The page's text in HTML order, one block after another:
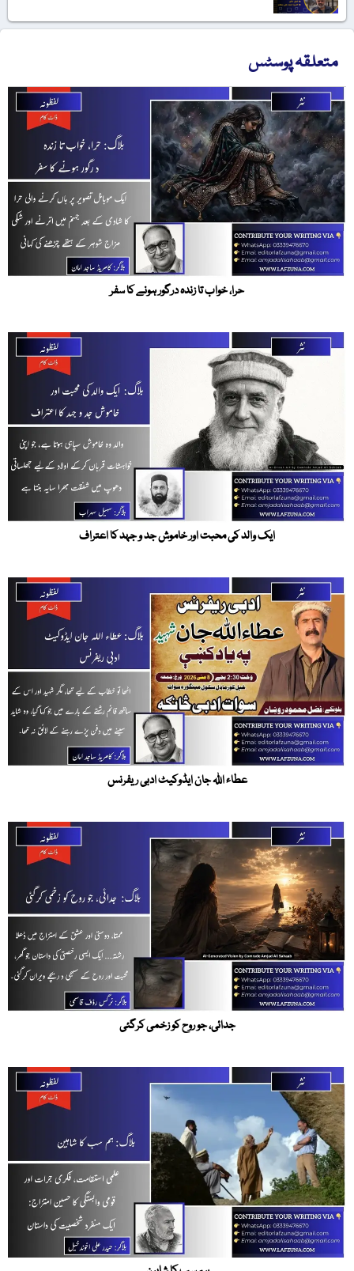
متعلقہ پوسٹس
حرا، خواب تا زندہ درگور ہونے کا سفر
ایک والد کی محبت اور خاموش جد و جہد کا اعتراف
عطاء اللہ جان ایڈوکیٹ ادبی ریفرنس
جدائی، جو روح کو زخمی کرگئی